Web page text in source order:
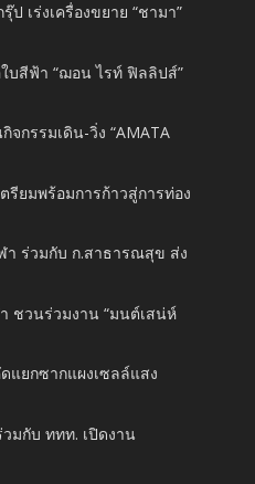
เร่งเครื่องขยาย “ชามา”
บสีฟ้า “ฌอน ไรท์ ฟิลลิปส์”
กรรมเดิน-วิ่ง “AMATA
รียมพร้อมการก้าวสู่การท่อง
า ร่วมกับ ก.สาธารณสุข ส่ง
ชวนร่วมงาน “มนต์เสน่ห์
ดแยกซากแผงเซลล์แสง
มกับ ททท. เปิดงาน